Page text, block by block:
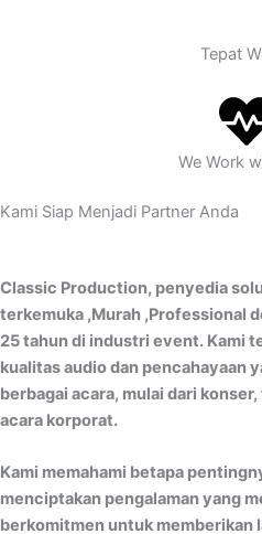
Tepat
We Work
Kami Siap Menjadi Partner Anda
Classic Production, penyedia
terkemuka ,Murah ,Professional
25 tahun di industri event. Kami
kualitas audio dan pencahayaan
berbagai acara, mulai dari
acara korporat.
Kami memahami betapa
menciptakan pengalaman yang
berkomitmen untuk memberikan